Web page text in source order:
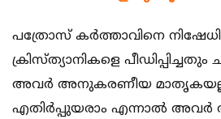
പത്രോസ് കര്‍ത്താവിനെ
ക്രിസ്ത്യാനികളെ പീഡിപ്പിച്ചതും
അവര്‍ അനുകരണീയ
എതിര്‍പ്പുയരാം എന്നാല്‍